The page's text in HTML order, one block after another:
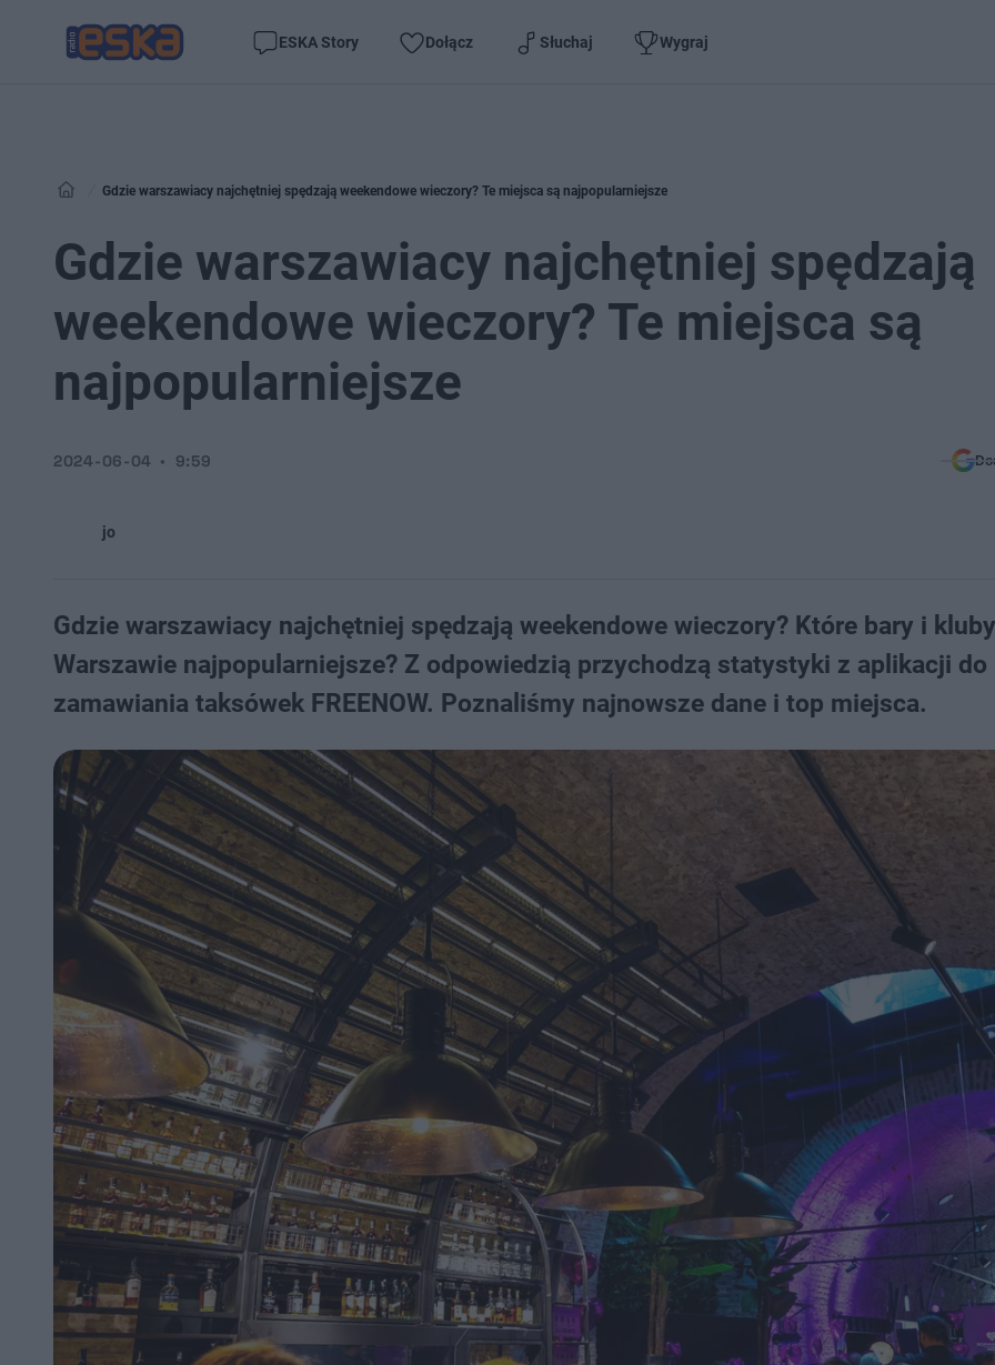
ESKA Story Dołącz Słuchaj Wygraj
Gdzie warszawiacy najchętniej spędzają weekendowe wieczory? Te miejsca są najpopularniejsze
Gdzie warszawiacy najchętniej spędzają
weekendowe wieczory? Te miejsca są
najpopularniejsze
jo
2024-06-04 9:59
Gdzie warszawiacy najchętniej spędzają weekendowe wieczory? Które bary i
Warszawie najpopularniejsze? Z odpowiedzią przychodzą statystyki z aplikacji do
zamawiania taksówek FREENOW. Poznaliśmy najnowsze dane i top miejsca.